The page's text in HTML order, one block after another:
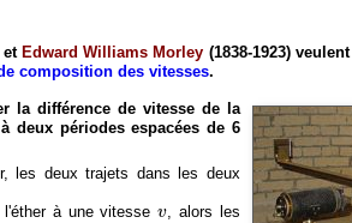
et Edward Williams Morley (1838-1923)
composition des vitesses.
la différence de vitesse de la
deux périodes espacées de 6
les deux trajets dans les deux
l'éther à une vitessev
v, alors les